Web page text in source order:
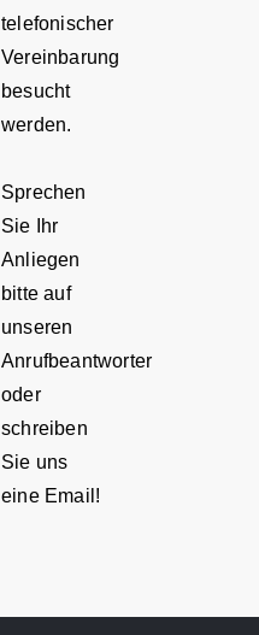
telefonischer
Vereinbarung
besucht
werden.
Sprechen
Sie Ihr
Anliegen
bitte auf
unseren
Anrufbeantworter
oder
schreiben
Sie uns
eine Email!